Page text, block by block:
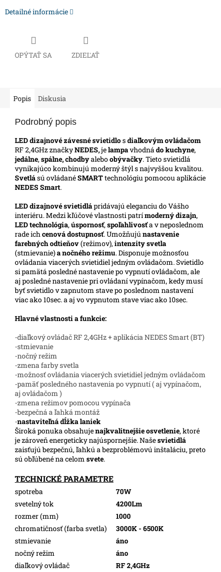
Detailné informácie
OPÝTAŤ SA ZDIEĽAŤ
Popis Diskusia
Podrobný popis
LED dizajnové závesné svietidlosdiaľkovým ovládačom
RF 2,4GHz značkyNEDES,jelampavhodnádo kuchyne,
jedálne,spálne, chodbyaleboobývačky. Tieto svietidlá
vynikajúco kombinujú moderný štýl s najvyššou kvalitou.
Svetlású ovládanéSMARTtechnológiu pomocou aplikácie
NEDES Smart.
LEDdizajnové svietidlápridávajú eleganciu do Vášho
interiéru. Medzi kľúčové vlastnosti patrímoderný dizajn,
LED technológia,úspornosť,spoľahlivosťa v neposlednom
rade ichcenová dostupnosť. Umožňujú nastavenie
farebných odtieňov(režimov),intenzity svetla
(stmievanie)a nočného režimu. Disponuje možnosťou
ovládania viacerých svietidiel jedným ovládačom. Svietidlo
si pamätá posledné nastavenie po vypnutí ovládačom, ale
aj posledné nastavenie pri ovládaní vypínačom, kedy musí
byť svietidlo v zapnutom stave po poslednom nastavení
viac ako 10sec. a aj vo vypnutom stave viac ako 10sec.
Hlavné vlastnosti a funkcie:
-diaľkový ovládač RF 2,4GHz + aplikácia NEDES Smart (BT)
-stmievanie
-nočný režim
-zmena farby svetla
-možnosť ovládania viacerých svietidiel jedným ovládačom
-pamäť posledného nastavenia po vypnutí ( aj vypínačom,
aj ovládačom )
-zmena režimov pomocou vypínača
-bezpečná a ľahká montáž
-nastaviteľná dĺžka laniek
Široká ponuka obsahujenajkvalitnejšie osvetlenie, ktoré
je zároveň energeticky najúspornejšie. Našesvietidlá
zaisťujú bezpečnú, ľahkú a bezproblémovú inštaláciu, preto
sú obľúbené na celom svete.
TECHNICKÉ PARAMETRE
spotreba
70W
svetelný tok
4200Lm
rozmer (mm)
1000
chromatičnosť (farba svetla)
3000K - 6500K
stmievanie
áno
nočný režim
áno
diaľkový ovládač
RF 2,4GHz